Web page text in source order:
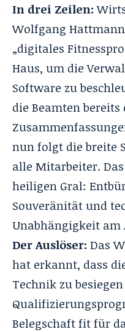
In drei Zeilen:
Wolfgang
„digitales
Haus, um die
Software zu
die Beamten
nun folgt die breite
alle Mitarbeiter.
heiligen Gral:
Souveränität und
Unabhängigkeit am
Der Auslöser: Das
hat erkannt, dass
Technik zu
Belegschaft fit für